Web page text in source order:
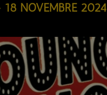
18 NOVEMBRE 2024